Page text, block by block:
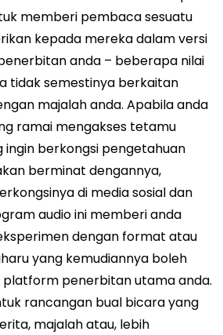
memberi pembaca sesuatu
kepada mereka dalam versi
anda – beberapa nilai
tidak semestinya berkaitan
majalah anda. Apabila anda
ramai mengakses tetamu
ingin berkongsi pengetahuan
berminat dengannya,
di media sosial dan
audio ini memberi anda
dengan format atau
yang kemudiannya boleh
platform penerbitan utama anda.
rancangan bual bicara yang
majalah atau, lebih